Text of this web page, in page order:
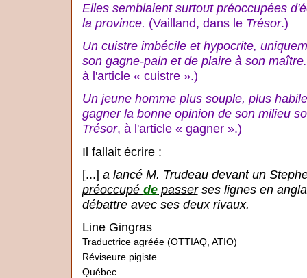
Elles semblaient surtout préoccupées
la province. (Vailland, dans le Trésor.)
Un cuistre imbécile et hypocrite,
son gagne-pain et de plaire à son maître.
à l'article « cuistre ».)
Un jeune homme plus souple, plus
gagner la bonne opinion de son milieu
Trésor, à l'article « gagner ».)
Il fallait écrire :
[...] a lancé M. Trudeau devant un
préoccupé depasserses lignes en
débattreavec ses deux rivaux.
Line Gingras
Traductrice agréée (OTTIAQ, ATIO)
Réviseure pigiste
Québec